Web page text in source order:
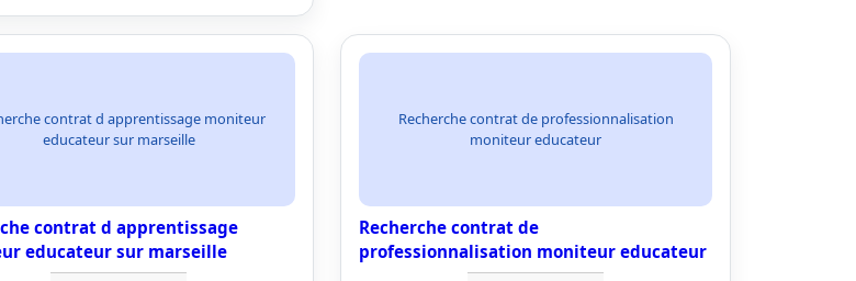
contrat d apprentissage moniteur
educateur sur marseille
contrat d apprentissage
educateur sur marseille
Recherche contrat de professionnalisation
moniteur educateur
Recherche contrat de
professionnalisation moniteur educateur